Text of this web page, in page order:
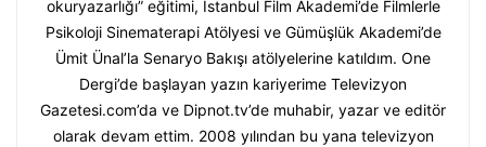
okuryazarlığı” eğitimi, İstanbul Film Akademi’de Filmlerle
Psikoloji Sinematerapi Atölyesi ve Gümüşlük Akademi’de
Ümit Ünal’la Senaryo Bakışı atölyelerine katıldım. One
Dergi’de başlayan yazın kariyerime Televizyon
Gazetesi.com’da ve Dipnot.tv’de muhabir, yazar ve editör
olarak devam ettim. 2008 yılından bu yana televizyon